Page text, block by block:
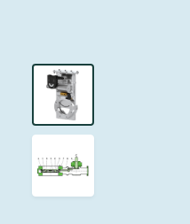
精准驱动、推
工作机会
供应链管理
下载文件